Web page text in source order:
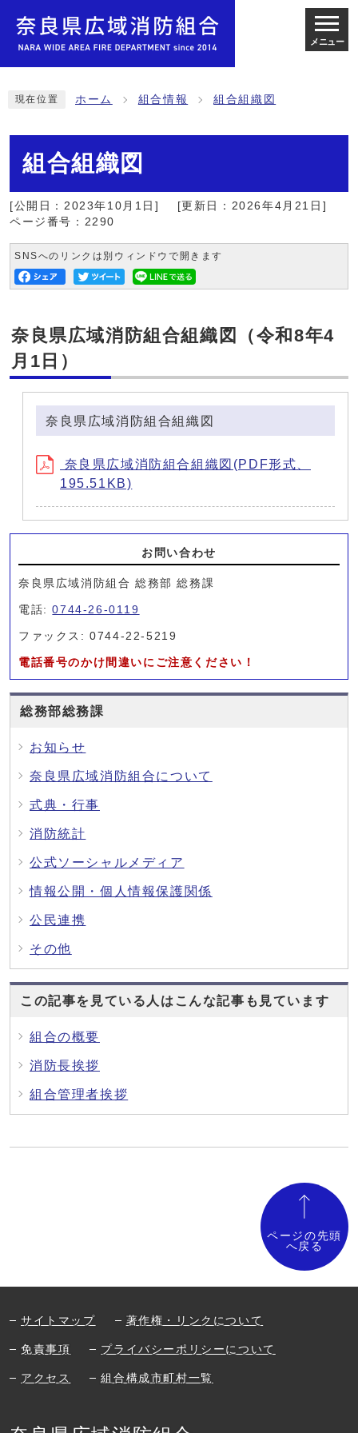
メニュー
現在位置 ホーム 組合情報 組合組織図
組合組織図
[公開日：2023年10月1日]
[更新日：2026年4月21日]
ページ番号：2290
SNSへのリンクは別ウィンドウで開きます
奈良県広域消防組合組織図（令和8年4
月1日）
奈良県広域消防組合組織図
奈良県広域消防組合組織図(PDF形式、
195.51KB)
お問い合わせ
奈良県広域消防組合 総務部 総務課
電話:0744-26-0119
ファックス: 0744-22-5219
電話番号のかけ間違いにご注意ください！
総務部総務課
お知らせ
奈良県広域消防組合について
式典・行事
消防統計
公式ソーシャルメディア
情報公開・個人情報保護関係
公民連携
その他
この記事を見ている人はこんな記事も見ています
組合の概要
消防長挨拶
組合管理者挨拶
ページの先頭
へ戻る
サイトマップ 著作権・リンクについて
免責事項 プライバシーポリシーについて
アクセス 組合構成市町村一覧